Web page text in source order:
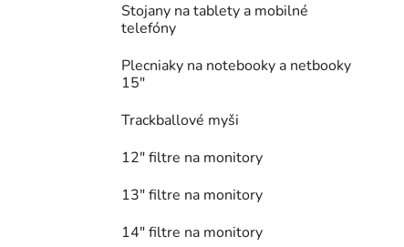
Stojany na tablety a mobilné
telefóny
Plecniaky na notebooky a netbooky
15"
Trackballové myši
12" filtre na monitory
13" filtre na monitory
14" filtre na monitory